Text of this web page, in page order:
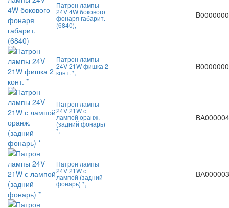
Патрон лампы
24V 4W бокового
фонаря габарит.
(6840),
Патрон лампы
24V 21W фишка 2
конт. *,
Патрон лампы
24V 21W с
лампой оранж.
(задний фонарь)
*,
Патрон лампы
24V 21W с
лампой (задний
фонарь) *,